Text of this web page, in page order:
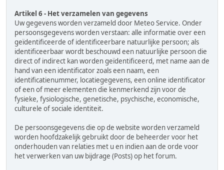
Artikel 6 - Het verzamelen van gegevens
Uw gegevens worden verzameld door Meteo Service. Onder
persoonsgegevens worden verstaan: alle informatie over een
geïdentificeerde of identificeerbare natuurlijke persoon; als
identificeerbaar wordt beschouwd een natuurlijke persoon die
direct of indirect kan worden geïdentificeerd, met name aan de
hand van een identificator zoals een naam, een
identificatienummer, locatiegegevens, een online identificator
of een of meer elementen die kenmerkend zijn voor de
fysieke, fysiologische, genetische, psychische, economische,
culturele of sociale identiteit.
De persoonsgegevens die op de website worden verzameld
worden hoofdzakelijk gebruikt door de beheerder voor het
onderhouden van relaties met u en indien aan de orde voor
het verwerken van uw bijdrage (Posts) op het forum.